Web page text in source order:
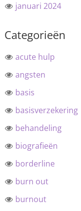
januari 2024
Categorieën
acute hulp
angsten
basis
basisverzekering
behandeling
biografieën
borderline
burn out
burnout